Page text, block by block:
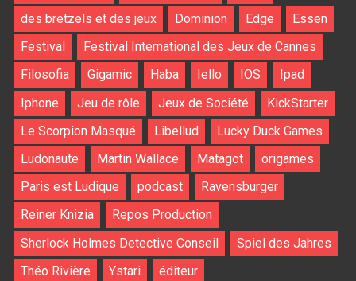
des bretzels et des jeux
Dominion Edge
Essen
Festival
Festival International des Jeux de Cannes
Filosofia
Gigamic Haba Iello IOS
Ipad
Iphone
Jeu de rôle Jeux de Société
KickStarter
Le Scorpion Masqué
Libellud
Lucky Duck Games
Ludonaute
Martin Wallace Matagot
origames
Paris est Ludique
podcast
Ravensburger
Reiner Knizia
Repos Production
Sherlock Holmes Detective Conseil
Spiel des Jahres
Théo Rivière
Ystari éditeur